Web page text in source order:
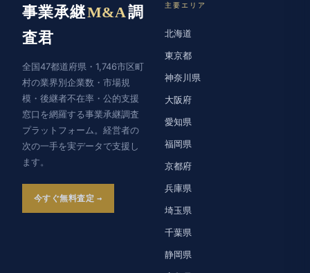
事業承継M&A調
査君
全国47都道府県・1,746市区町
村の業界別企業数・市場規
模・後継者不在率・公的支援
窓口を網羅する事業承継調査
プラットフォーム。経営者の
次の一手を実データで支援し
ます。
今すぐ無料査定
主要エリア
北海道
東京都
神奈川県
大阪府
愛知県
福岡県
京都府
兵庫県
埼玉県
千葉県
静岡県